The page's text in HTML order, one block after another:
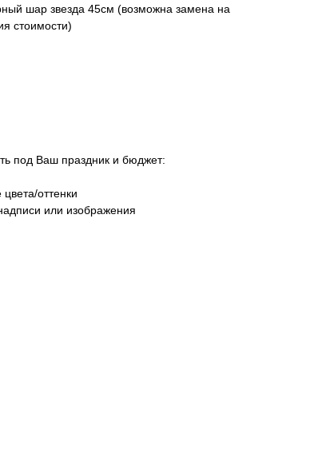
шар звезда 45см (возможна замена на
стоимости)
под Ваш праздник и бюджет:
оттенки
или изображения